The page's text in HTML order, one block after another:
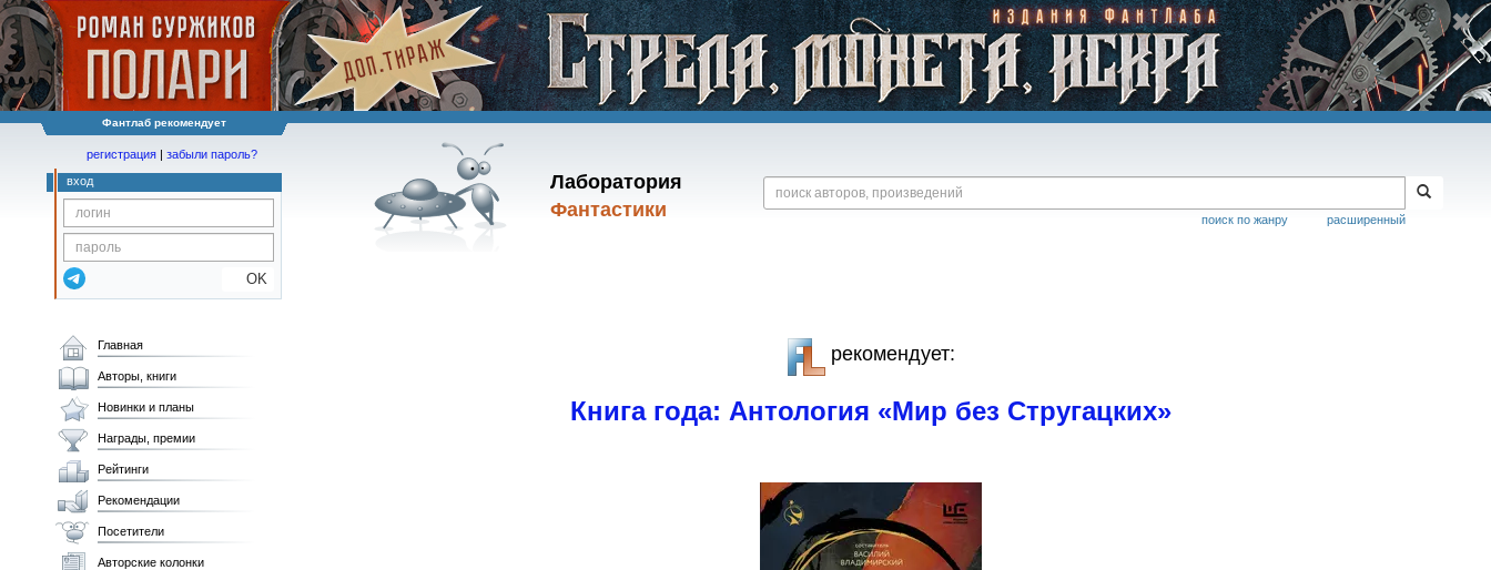
Фантлаб рекомендует
Лаборатория
Фантастики
расширенный
поиск по жанру
регистрация | забыли пароль?
вход
OK
рекомендует:
Книга года: Антология «Мир без Стругацких»
Главная
Авторы, книги
Новинки и планы
Награды, премии
Рейтинги
Рекомендации
Посетители
Авторские колонки